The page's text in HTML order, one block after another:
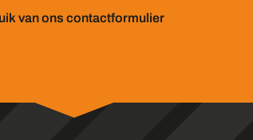
van ons contactformulier